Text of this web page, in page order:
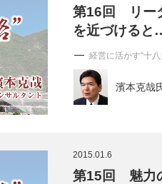
回「内需企業があっとい
グローバル成長企業に」
& LIFE COMPANIES
2026.08.5
スピー
しながら利益を上げる経営」の極
略視点(151)
玉手箱(9)
！ユニバーサルスタジオジャパン
現する 成功イメージ戦略(77)
事例に学ぶ繁栄企業のブランド戦
事業承継の前に、決めてお
きたいコト(12)
会社と社長のための資産管理
深読み企業分析(153)
ピョートル・F・グ
指導者たる者かくあ
朝礼・会議での「社
楠木建の「経営知に
次もあなたにお願
酒井英之の社長の
北村森
次の売
社長の
第16回 リー
を近づけると
経営に活かす“十八
濱本克哉
2015.01.6
第15回 魅力